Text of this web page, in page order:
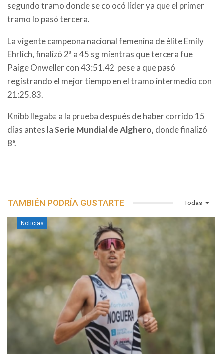
segundo tramo donde se colocó líder ya que el primer
tramo lo pasó tercera.
La vigente campeona nacional femenina de élite Emily
Ehrlich, finalizó 2ª a 45 sg mientras que tercera fue
Paige Onweller con43:51.42 pese a que pasó
registrando el mejor tiempo en el tramo intermedio con
21:25.83.
Knibb llegaba a la prueba después de haber corrido 15
días antes laSerie Mundial de Alghero, donde finalizó
8ª.
Todas
TAMBIÉN PODRÍA GUSTARTE
Noticias